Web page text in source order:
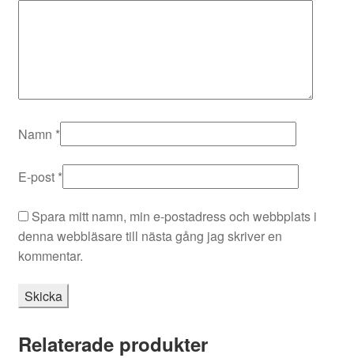
Namn *
E-post *
Spara mitt namn, min e-postadress och webbplats i
denna webbläsare till nästa gång jag skriver en
kommentar.
Relaterade produkter